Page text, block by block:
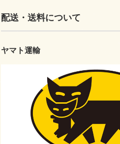
配送・送料について
ヤマト運輸